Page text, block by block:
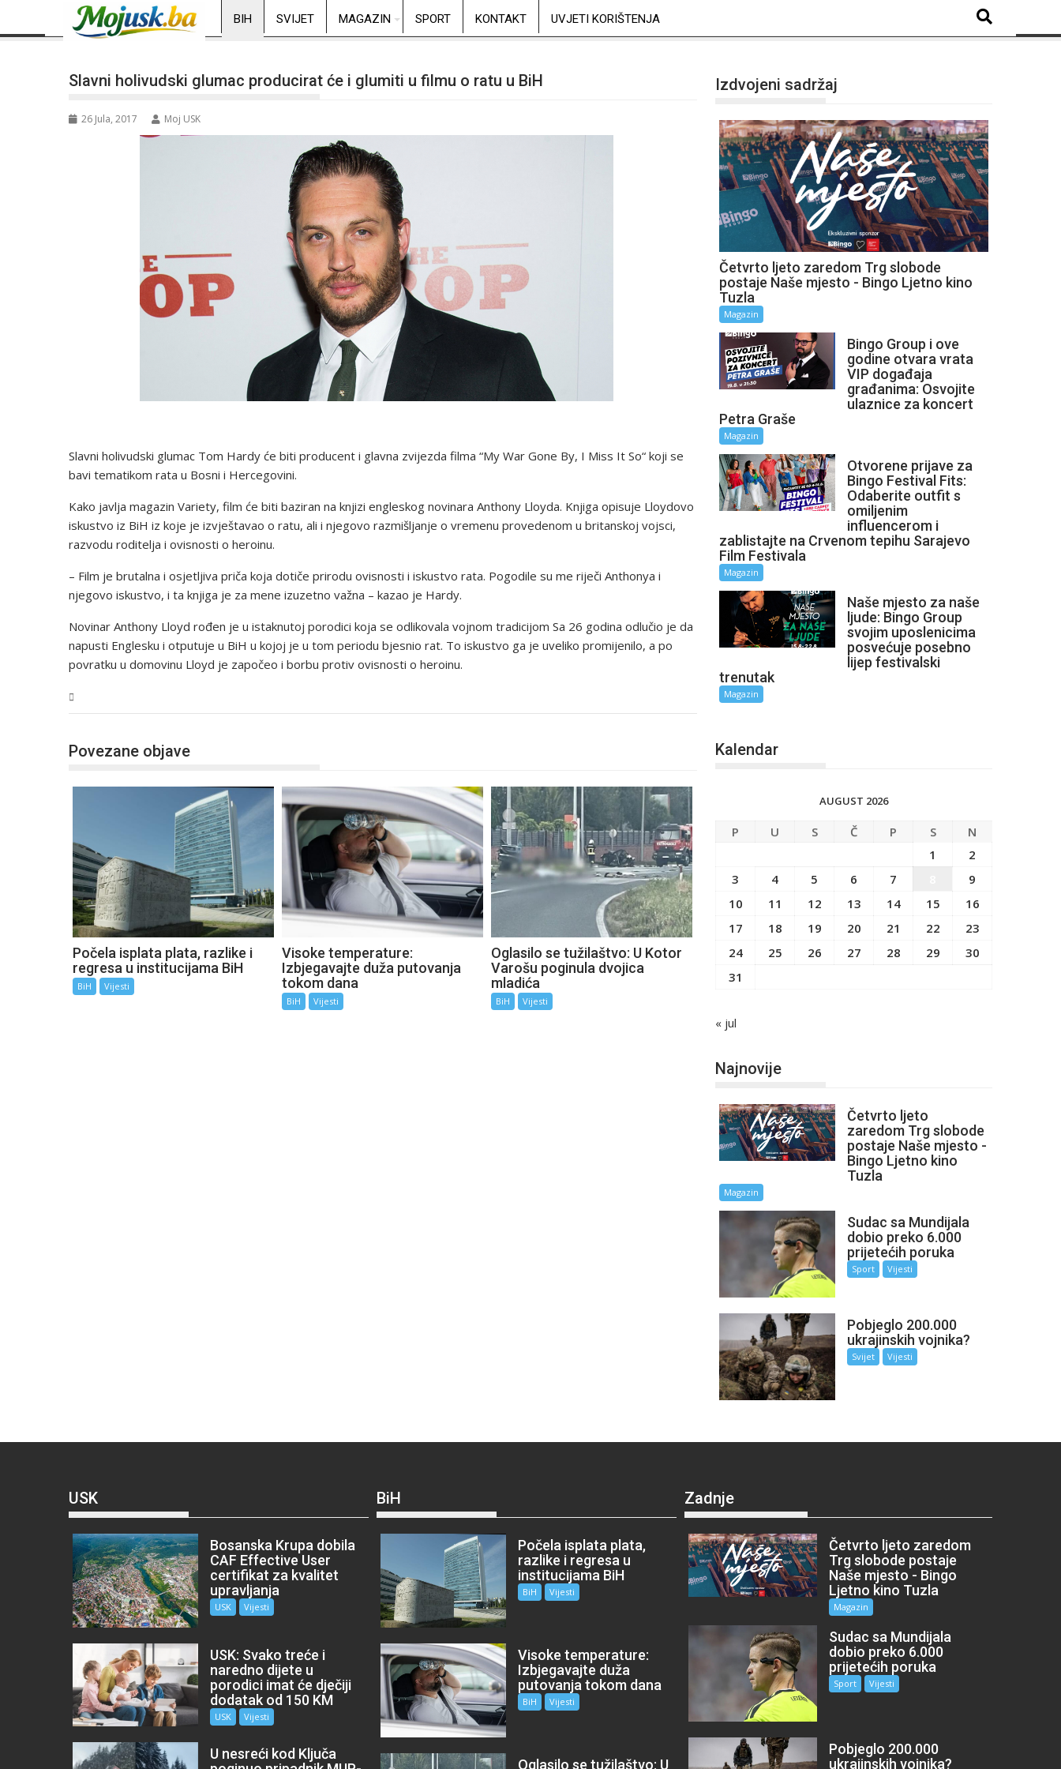
BIH SVIJET MAGAZIN SPORT KONTAKT UVJETI KORIŠTENJA
Slavni holivudski glumac producirat će i glumiti u filmu o ratu u BiH
26 Jula, 2017 Moj USK
Slavni holivudski glumac Tom Hardy će biti producent i glavna zvijezda filma “My War Gone By, I Miss It So“ koji se
bavi tematikom rata u Bosni i Hercegovini.
Kako javlja magazin Variety, film će biti baziran na knjizi engleskog novinara Anthony Lloyda. Knjiga opisuje Lloydovo
iskustvo iz BiH iz koje je izvještavao o ratu, ali i njegovo razmišljanje o vremenu provedenom u britanskoj vojsci,
razvodu roditelja i ovisnosti o heroinu.
– Film je brutalna i osjetljiva priča koja dotiče prirodu ovisnosti i iskustvo rata. Pogodile su me riječi Anthonya i
njegovo iskustvo, i ta knjiga je za mene izuzetno važna – kazao je Hardy.
Novinar Anthony Lloyd rođen je u istaknutoj porodici koja se odlikovala vojnom tradicijom Sa 26 godina odlučio je da
napusti Englesku i otputuje u BiH u kojoj je u tom periodu bjesnio rat. To iskustvo ga je uveliko promijenilo, a po
povratku u domovinu Lloyd je započeo i borbu protiv ovisnosti o heroinu.
Povezane objave
Počela isplata plata, razlike i
regresa u institucijama BiH
BiH Vijesti
Visoke temperature:
Izbjegavajte duža putovanja
tokom dana
BiH Vijesti
Oglasilo se tužilaštvo: U Kotor
Varošu poginula dvojica
mladića
BiH Vijesti
Izdvojeni sadržaj
Četvrto ljeto zaredom Trg slobode
postaje Naše mjesto - Bingo Ljetno kino
Tuzla
Magazin
Bingo Group i ove
godine otvara vrata
VIP događaja
građanima: Osvojite
ulaznice za koncert
Petra Graše
Magazin
Otvorene prijave za
Bingo Festival Fits:
Odaberite outfit s
omiljenim
influencerom i
zablistajte na Crvenom tepihu Sarajevo
Film Festivala
Magazin
Naše mjesto za naše
ljude: Bingo Group
svojim uposlenicima
posvećuje posebno
lijep festivalski
trenutak
Magazin
Kalendar
AUGUST 2026
P U S Č P S
N
1
2
3
4 5 6 7
9
10
11 12 13 14 15
16
17
18 19 20 21 22
23
24
25 26 27 28 29
30
31
« jul
Najnovije
Četvrto ljeto
zaredom Trg slobode
postaje Naše mjesto -
Bingo Ljetno kino
Tuzla
Magazin
Sudac sa Mundijala
dobio preko 6.000
prijetećih poruka
Sport Vijesti
Pobjeglo 200.000
ukrajinskih vojnika?
Svijet Vijesti
USK
Bosanska Krupa dobila
CAF Effective User
certifikat za kvalitet
upravljanja
USK Vijesti
USK: Svako treće i
naredno dijete u
porodici imat će dječiji
dodatak od 150 KM
USK Vijesti
U nesreći kod Ključa
BiH
Počela isplata plata,
razlike i regresa u
institucijama BiH
BiH Vijesti
Visoke temperature:
Izbjegavajte duža
putovanja tokom dana
BiH Vijesti
Oglasilo se tužilaštvo: U
Zadnje
Četvrto ljeto zaredom
Trg slobode postaje
Naše mjesto - Bingo
Ljetno kino Tuzla
Magazin
Sudac sa Mundijala
dobio preko 6.000
prijetećih poruka
Sport Vijesti
Pobjeglo 200.000
ukrajinskih vojnika?